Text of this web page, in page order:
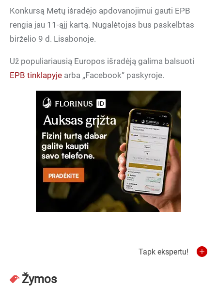
Konkursą Metų išradėjo apdovanojimui gauti EPB
rengia jau 11-ąjį kartą. Nugalėtojas bus paskelbtas
birželio 9 d. Lisabonoje.
Už populiariausią Europos išradėją galima balsuoti
EPB tinklapyje arba „Facebook“ paskyroje.
Tapk ekspertu!
Žymos